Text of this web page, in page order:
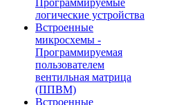
Программируемые
логические устройства
Встроенные
микросхемы -
Программируемая
пользователем
вентильная матрица
(ППВМ)
Встроенные